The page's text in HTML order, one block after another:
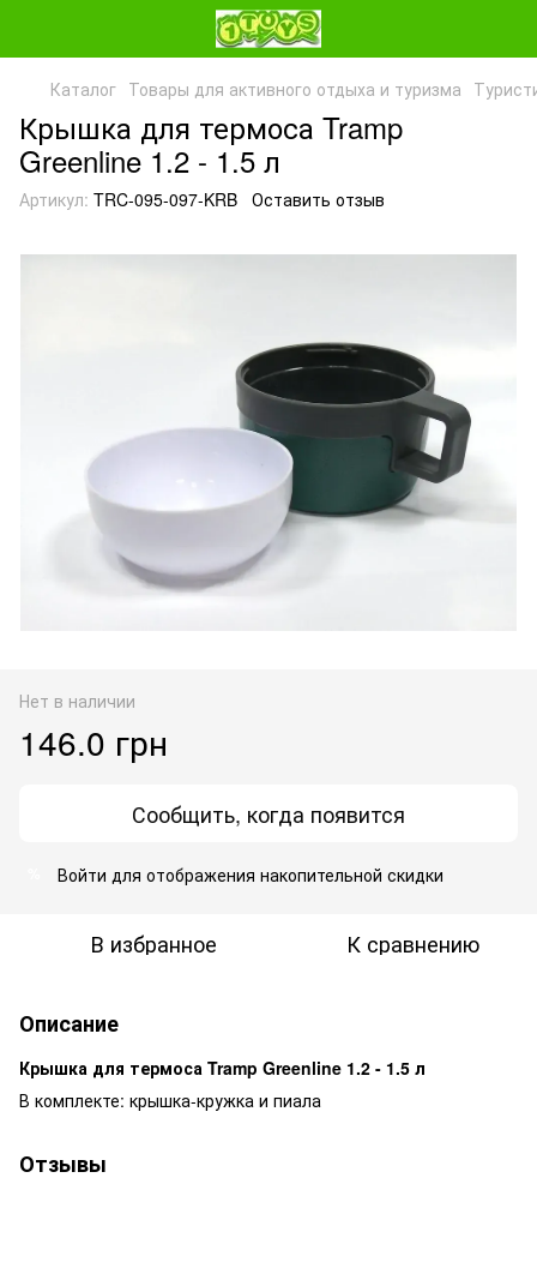
Каталог Товары для активного отдыха и туризма
Крышка для термоса Tramp
Greenline 1.2 - 1.5 л
Артикул: TRC-095-097-KRB Оставить отзыв
Нет в наличии
146.0 грн
Сообщить, когда появится
Войти для отображения накопительной скидки
В избранное К сравнению
Описание
Крышка для термоса Tramp Greenline 1.2 - 1.5 л
В комплекте: крышка-кружка и пиала
Отзывы